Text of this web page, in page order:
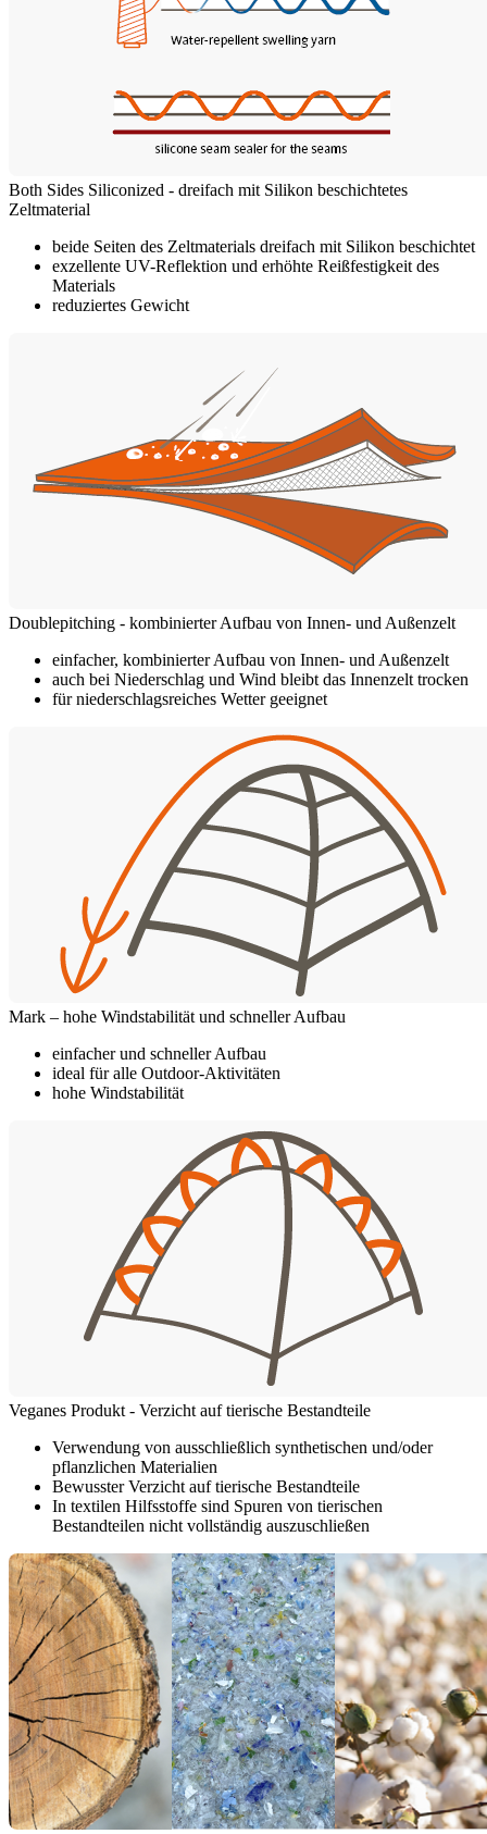
Both Sides Siliconized - dreifach mit Silikon beschichtetes
Zeltmaterial
beide Seiten des Zeltmaterials dreifach mit Silikon beschichtet
exzellente UV-Reflektion und erhöhte Reißfestigkeit des
Materials
reduziertes Gewicht
Doublepitching - kombinierter Aufbau von Innen- und Außenzelt
einfacher, kombinierter Aufbau von Innen- und Außenzelt
auch bei Niederschlag und Wind bleibt das Innenzelt trocken
für niederschlagsreiches Wetter geeignet
Mark – hohe Windstabilität und schneller Aufbau
einfacher und schneller Aufbau
ideal für alle Outdoor-Aktivitäten
hohe Windstabilität
Veganes Produkt - Verzicht auf tierische Bestandteile
Verwendung von ausschließlich synthetischen und/oder
pflanzlichen Materialien
Bewusster Verzicht auf tierische Bestandteile
In textilen Hilfsstoffe sind Spuren von tierischen
Bestandteilen nicht vollständig auszuschließen